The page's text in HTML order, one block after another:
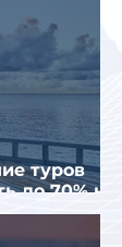
туров
до 70% на